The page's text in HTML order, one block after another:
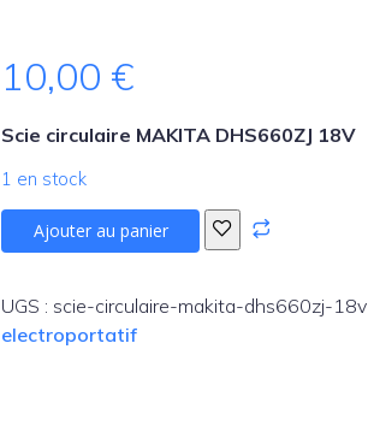
10,00 €
Scie circulaire MAKITA DHS660ZJ 18V
1 en stock
quantité
de
circulaire
Ajouter au panier
UGS : scie-circulaire-makita-dhs660zj-18v
electroportatif